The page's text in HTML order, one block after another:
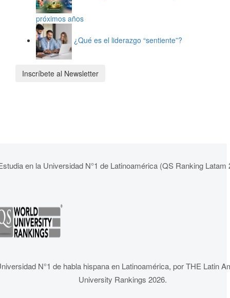
próximos años
¿Qué es el liderazgo “sentiente”?
Inscríbete al Newsletter
en la Universidad N°1 de Latinoamérica (QS Ranking Latam
N°1 de habla hispana en Latinoamérica, por THE Latin
University Rankings 2026.